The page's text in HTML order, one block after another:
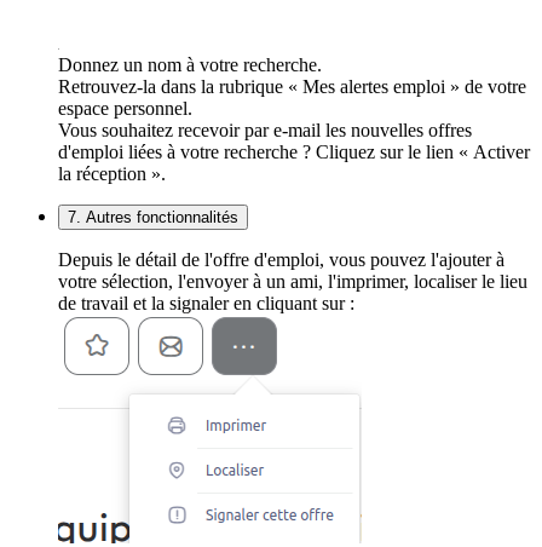
Donnez un nom à votre recherche.
Retrouvez-la dans la rubrique « Mes alertes emploi » de votre
espace personnel.
Vous souhaitez recevoir par e-mail les nouvelles offres
d'emploi liées à votre recherche ? Cliquez sur le lien « Activer
la réception ».
7. Autres fonctionnalités
Depuis le détail de l'offre d'emploi, vous pouvez l'ajouter à
votre sélection, l'envoyer à un ami, l'imprimer, localiser le lieu
de travail et la signaler en cliquant sur :